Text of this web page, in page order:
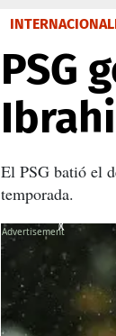
PSG
El PSG batió el
temporada.
X
X
X